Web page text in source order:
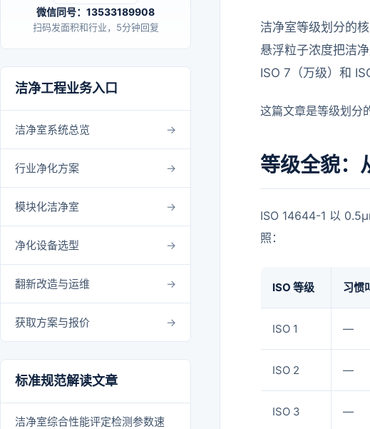
微信同号：13533189908
扫码发面积和行业，5分钟回复
洁净工程业务入口
洁净室系统总览
行业净化方案
模块化洁净室
净化设备选型
翻新改造与运维
获取方案与报价
标准规范解读文章
洁净室综合性能评定检测参数速
洁净室等级划分的
悬浮粒子浓度把洁
ISO 7（万级）和
这篇文章是等级划分
等级全貌：
ISO 14644-1 以
照：
ISO 等级 习惯
ISO 1 —
ISO 2 —
ISO 3 —